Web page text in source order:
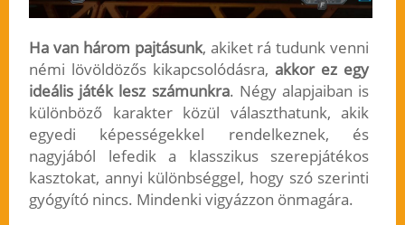
Ha van három pajtásunk, akiket rá tudunk venni
némi lövöldözős kikapcsolódásra,akkor ez egy
ideális játék lesz számunkra. Négy alapjaiban is
különböző karakter közül választhatunk, akik
egyedi képességekkel rendelkeznek, és
nagyjából lefedik a klasszikus szerepjátékos
kasztokat, annyi különbséggel, hogy szó szerinti
gyógyító nincs. Mindenki vigyázzon önmagára.